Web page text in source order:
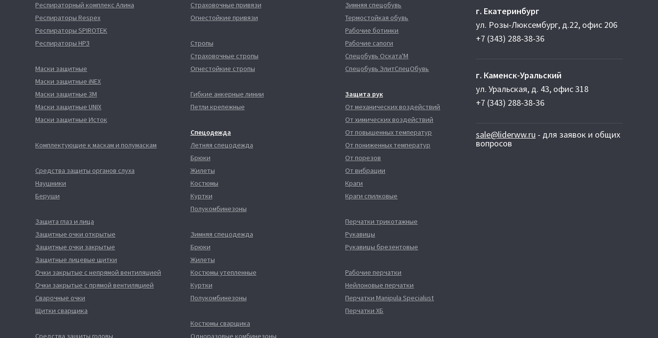
Респираторный комплекс Алина
Респираторы Respex
Респираторы SPIROTEK
Респираторы НРЗ
Маски защитные
Маски защитные iNEX
Маски защитные 3М
Маски защитные UNIX
Маски защитные Исток
Комплектующие к маскам и полумаскам
Средства защиты органов слуха
Наушники
Беруши
Защита глаз и лица
Защитные очки открытые
Защитные очки закрытые
Защитные лицевые щитки
Очки закрытые с непрямой вентиляцией
Очки закрытые с прямой вентиляцией
Сварочные очки
Щитки сварщика
Средства защиты головы
Страховочные привязи
Огнестойкие привязи
Стропы
Страховочные стропы
Огнестойкие стропы
Гибкие анкерные линии
Петли крепежные
Спецодежда
Летняя спецодежда
Брюки
Жилеты
Костюмы
Куртки
Полукомбинезоны
Зимняя спецодежда
Брюки
Жилеты
Костюмы утепленные
Куртки
Полукомбинезоны
Костюмы сварщика
Одноразовые комбинезоны
Зимняя спецобувь
Термостойкая обувь
Рабочие ботинки
Рабочие сапоги
Спецобувь Оската'М
Спецобувь ЭлитСпецОбувь
Защита рук
От механических воздействий
От химических воздействий
От повышенных температур
От пониженных температур
От порезов
От вибрации
Краги
Краги спилковые
Перчатки трикотажные
Рукавицы
Рукавицы брезентовые
Рабочие перчатки
Нейлоновые перчатки
Перчатки Manipula Specialust
Перчатки ХБ
г. Екатеринбург
ул. Розы-Люксембург, д.22, офис 206
+7 (343) 288-38-36
г. Каменск-Уральский
ул. Уральская, д. 43, офис 318
+7 (343) 288-38-36
sale@liderww.ru - для заявок и общих
вопросов